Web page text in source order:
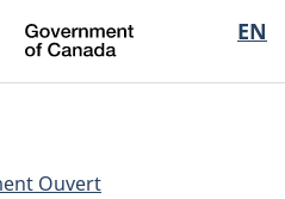
Passer
au
contenu
Passer
à
« Au
Passer
à
la
EN
of
Ouvert